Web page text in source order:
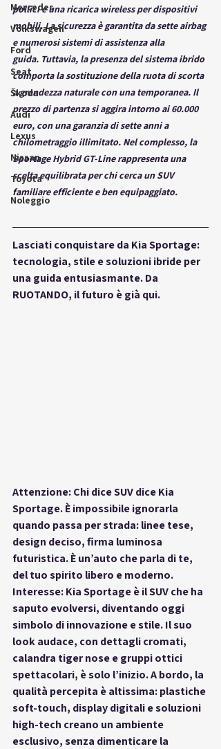
Mercedes
Volkswagen
Ford
Seat
Škoda
Audi
Lexus
Nissan
Toyota
Noleggio
pollici e una ricarica wireless per dispositivi
mobili. La sicurezza è garantita da sette airbag
e numerosi sistemi di assistenza alla
guida. Tuttavia, la presenza del sistema ibrido
comporta la sostituzione della ruota di scorta
a grandezza naturale con una temporanea. Il
prezzo di partenza si aggira intorno ai 60.000
euro, con una garanzia di sette anni a
chilometraggio illimitato. Nel complesso, la
Sportage Hybrid GT-Line rappresenta una
scelta equilibrata per chi cerca un SUV
familiare efficiente e ben equipaggiato.
Lasciati conquistare da Kia Sportage:
tecnologia, stile e soluzioni ibride per
una guida entusiasmante. Da
RUOTANDO, il futuro è già qui.
Attenzione: Chi dice SUV dice Kia
Sportage. È impossibile ignorarla
quando passa per strada: linee tese,
design deciso, firma luminosa
futuristica. È un’auto che parla di te,
del tuo spirito libero e moderno.
Interesse: Kia Sportage è il SUV che ha
saputo evolversi, diventando oggi
simbolo di innovazione e stile. Il suo
look audace, con dettagli cromati,
calandra tiger nose e gruppi ottici
spettacolari, è solo l’inizio. A bordo, la
qualità percepita è altissima: plastiche
soft-touch, display digitali e soluzioni
high-tech creano un ambiente
esclusivo, senza dimenticare la